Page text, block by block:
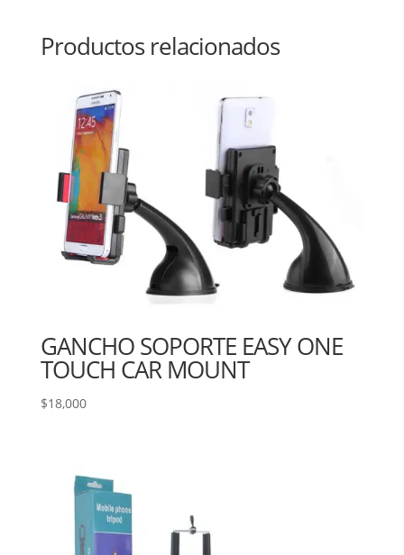
Productos relacionados
GANCHO SOPORTE EASY ONE
TOUCH CAR MOUNT
$18,000